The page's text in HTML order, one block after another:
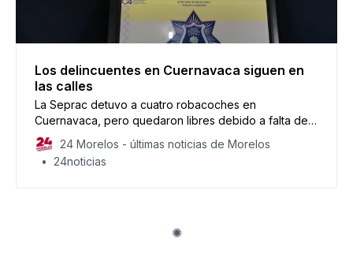
Los delincuentes en Cuernavaca siguen en
las calles
La Seprac detuvo a cuatro robacoches en
Cuernavaca, pero quedaron libres debido a falta de
pruebas.
24 Morelos - últimas noticias de Morelos
24noticias